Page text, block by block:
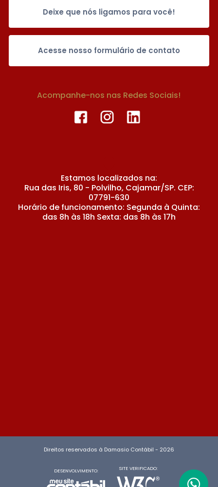
Deixe que nós ligamos para você!
Acesse nosso formulário de contato
Acompanhe-nos nas Redes Sociais!
Estamos localizados na:
Rua das Iris, 80 - Polvilho, Cajamar/SP. CEP:
07791-630
Horário de funcionamento: Segunda à Quinta:
das 8h às 18h Sexta: das 8h às 17h
Direitos reservados à Damasio Contábil - 2026
DESENVOLVIMENTO: SITE VERIFICADO: